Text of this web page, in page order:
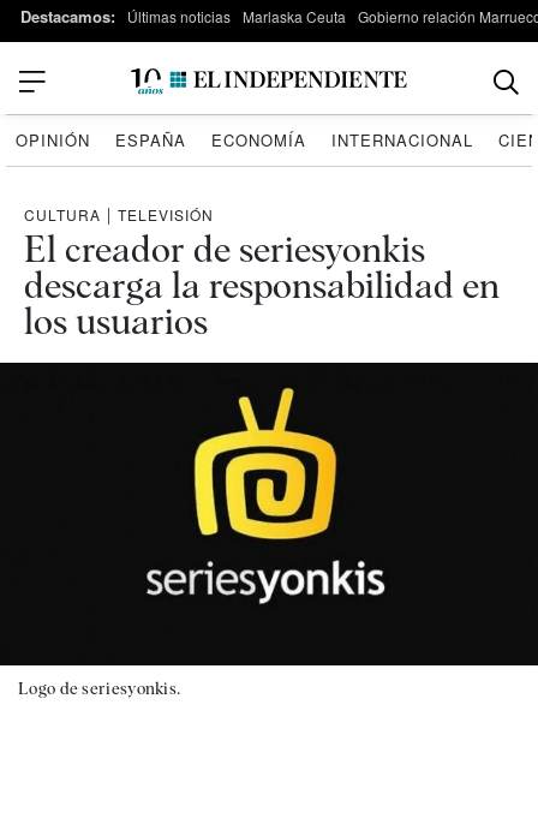
Destacamos: Últimas noticias Marlaska Ceuta Gobierno relación
OPINIÓN ESPAÑA ECONOMÍA INTERNACIONAL
CULTURA | TELEVISIÓN
El creador de seriesyonkis
descarga la responsabilidad en
los usuarios
Logo de seriesyonkis.